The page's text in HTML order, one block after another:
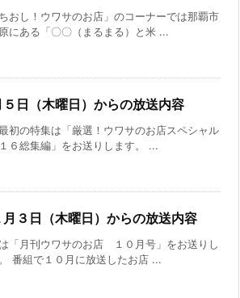
ちおし！ウワサのお店」のコーナーでは那覇市
にある「〇〇（まるまる）と米 ...
５日（木曜日）からの放送内容
初の特集は「厳選！ウワサのお店スペシャル
６総集編」をお送りします。 ...
月３日（木曜日）からの放送内容
「月刊ウワサのお店 １０月号」をお送りし
番組で１０月に放送したお店 ...